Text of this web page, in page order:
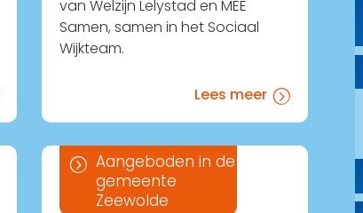
van Welzijn Lelystad en MEE
Samen, samen in het Sociaal
Wijkteam.
=
Lees meer
= Aangeboden in de
gemeente
Zeewolde